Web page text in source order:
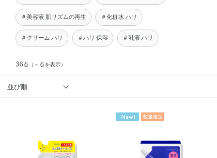
＃美容液 肌リズムの再生 ＃化粧水 ハリ
＃クリーム ハリ ＃ハリ 保湿 ＃乳液 ハリ
36点 （～点を表示）
並び順